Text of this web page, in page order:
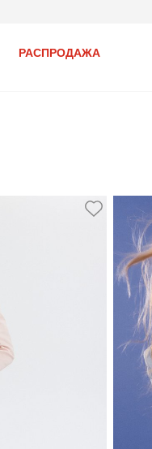
РАСПРОДАЖА